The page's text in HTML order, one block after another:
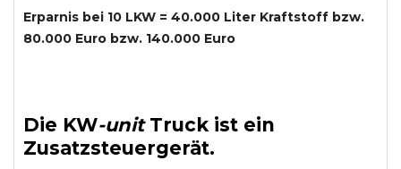
Erparnis bei 10 LKW = 40.000 Liter Kraftstoff bzw.
80.000 Euro bzw. 140.000 Euro
Die KW-unit Truckist ein
Zusatzsteuergerät.